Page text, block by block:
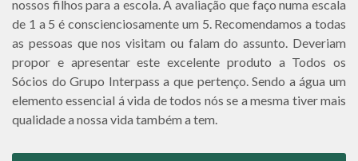
nossos filhos para a escola. A avaliação que faço numa escala
de 1 a 5 é conscienciosamente um 5. Recomendamos a todas
as pessoas que nos visitam ou falam do assunto. Deveriam
propor e apresentar este excelente produto a Todos os
Sócios do Grupo Interpass a que pertenço. Sendo a água um
elemento essencial á vida de todos nós se a mesma tiver mais
qualidade a nossa vida também a tem.